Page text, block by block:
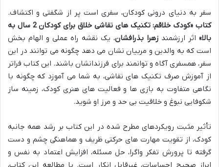
سفر به دنیای درونی کودکان، سفری است پر از شگفتی و اکتشاف.
کتاب «کودک خلاقم: تکنیک های نقاشی خلاق برای کودکان 2 سال به
بالا» اثر ارزشمند زهرا بذرافشان، یک نقشه راه عملی و الهام بخش
است که به والدین و مربیان نشان می دهد چگونه می توانند در این
سفر، همسفری آگاه و توانمند برای فرزندانشان باشند. این کتاب فراتر
از آموزش صرف تکنیک های نقاشی، به شما می آموزد که چگونه با
نگاهی متفاوت به بازی ها و فعالیت های هنری کودک، زمینه ساز
شکوفایی نبوغ و خلاقیت بی حد و مرز او شوید.
تأثیر مثبت رویکردهای مطرح شده در این کتاب بر رشد همه جانبه
کودک، از تقویت مهارت های حرکتی ظریف و هماهنگی چشم و دست
گرفته تا پرورش تفکر واگرا، حل مسئله، افزایش اعتماد به نفس و